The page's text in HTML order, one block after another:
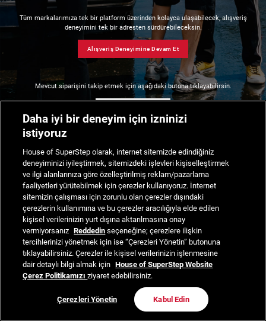
Tüm markalarımıza tek bir platform üzerinden kolayca ulaşabilecek, alışveriş
deneyimini tek bir adresten sürdürebileceksin.
Alışveriş Deneyimine Devam Et
Mevcut siparişini takip etmek için aşağıdaki butona tıklayabilirsin.
Daha iyi bir deneyim için izninizi
istiyoruz
House of SuperStep olarak, internet sitemizde edindiğiniz
deneyiminizi iyileştirmek, sitemizdeki işlevleri kişiselleştirmek
ve ilgi alanlarınıza göre özelleştirilmiş reklam/pazarlama
faaliyetleri yürütebilmek için çerezler kullanıyoruz. İnternet
sitemizin çalışması için zorunlu olan çerezler dışındaki
çerezlerin kullanımına ve bu çerezler aracılığıyla elde edilen
kişisel verilerinizin yurt dışına aktarılmasına onay
vermiyorsanız Reddedin seçeneğine; çerezlere ilişkin
tercihlerinizi yönetmek için ise “Çerezleri Yönetin” butonuna
tıklayabilirsiniz. Çerezler ile kişisel verilerinizin işlenmesine
dair detaylı bilgi almak için House of SuperStep Website
Çerez Politikamızıziyaret edebilirsiniz.
Çerezleri Yönetin Kabul Edin